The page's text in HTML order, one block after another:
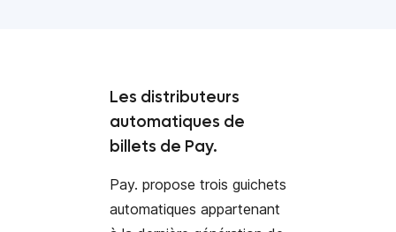
Les distributeurs
automatiques de
billets de Pay.
Pay. propose trois guichets
automatiques appartenant